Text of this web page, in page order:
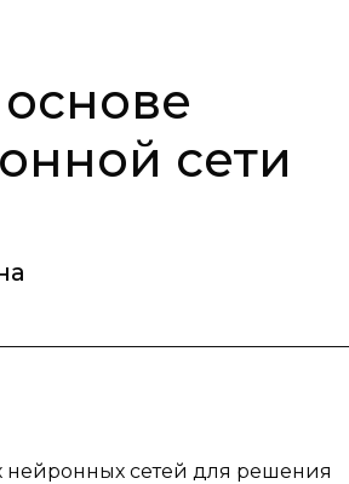
сети
нейронных сетей для решения